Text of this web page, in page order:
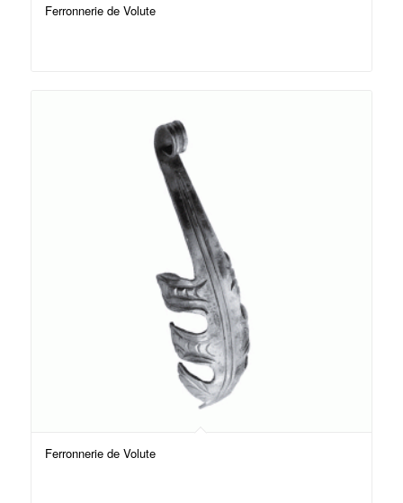
Ferronnerie de Volute
Ferronnerie de Volute